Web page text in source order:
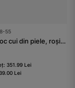
55
Pantofi cu toc cui din piele, roșii cu toc auriu
351.99 Lei
Lei